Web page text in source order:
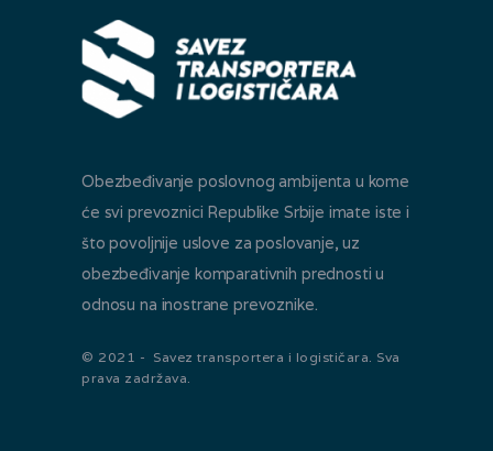
Obezbeđivanje poslovnog ambijenta u kome
će svi prevoznici Republike Srbije imate iste i
što povoljnije uslove za poslovanje, uz
obezbeđivanje komparativnih prednosti u
odnosu na inostrane prevoznike.
© 2021 - Savez transportera i logističara. Sva
prava zadržava.